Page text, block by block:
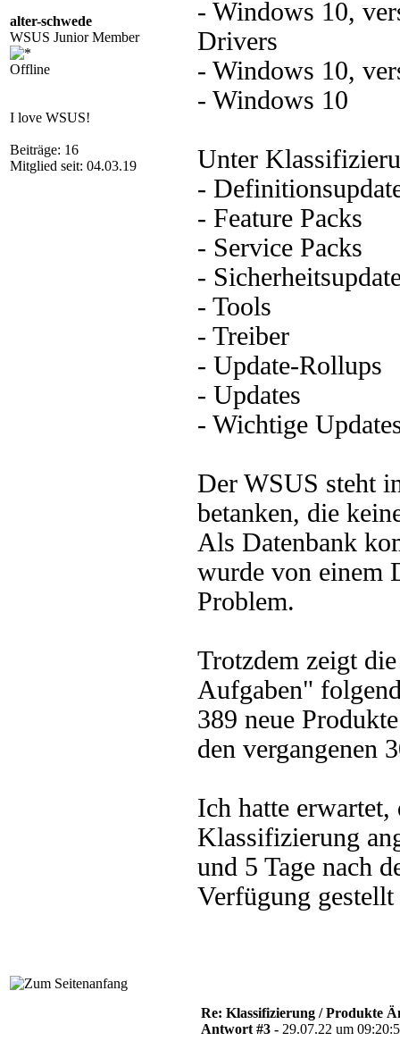
alter-schwede
WSUS Junior Member
Offline
I love WSUS!
Beiträge: 16
Mitglied seit: 04.03.19
- Windows 10,
Drivers
- Windows 10,
- Windows 10
Unter
-
- Feature Packs
- Service Packs
-
- Tools
- Treiber
- Update-Rollups
- Updates
- Wichtige
Der WSUS steht
betanken, die
Als Datenbank
wurde von einem
Problem.
Trotzdem zeigt
Aufgaben"
389 neue
den vergangenen
Ich hatte
Klassifizierung
und 5 Tage nach
Verfügung
Re: Klassifizierung / Produkte
Antwort #3 - 29.07.22 um